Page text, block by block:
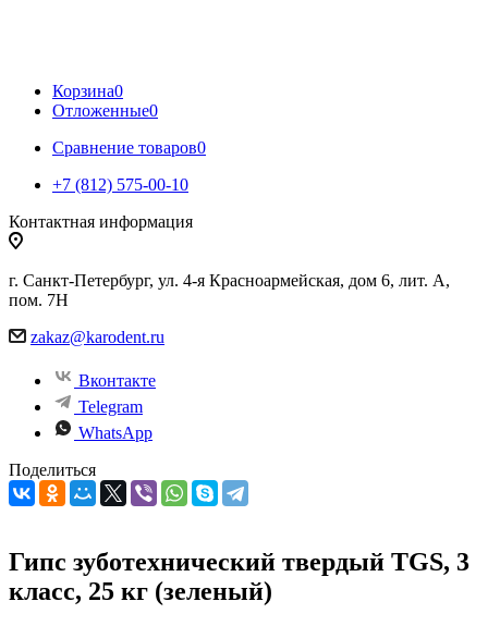
Корзина0
Отложенные0
Сравнение товаров0
+7 (812) 575-00-10
Контактная информация
г. Санкт-Петербург, ул. 4-я Красноармейская, дом 6, лит. А,
пом. 7Н
zakaz@karodent.ru
Вконтакте
Telegram
WhatsApp
Поделиться
Гипс зуботехнический твердый TGS, 3
класс, 25 кг (зеленый)